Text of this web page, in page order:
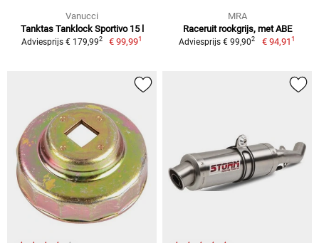
Vanucci
Tanktas Tanklock Sportivo 15 l
Adviesprijs € 179,992 € 99,991
MRA
Raceruit rookgrijs, met ABE
Adviesprijs € 99,902 € 94,911